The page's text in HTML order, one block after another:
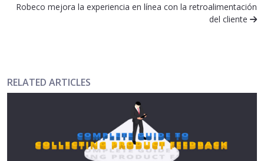
Robeco mejora la experiencia en línea con la retroalimentación
del cliente
RELATED ARTICLES